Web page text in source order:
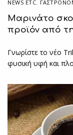
NEWS ETC.
Μαρινάτο
προϊόν από
Γνωρίστε το νέο
φυσική υφή και